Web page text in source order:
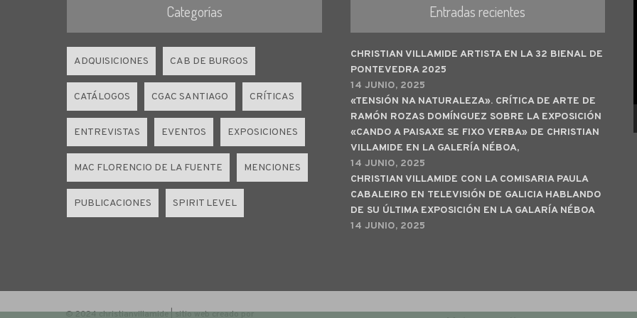
Categorías
ADQUISICIONES CAB DE BURGOS
CATÁLOGOS CGAC SANTIAGO CRÍTICAS
ENTREVISTAS EVENTOS EXPOSICIONES
MAC FLORENCIO DE LA FUENTE MENCIONES
PUBLICACIONES SPIRIT LEVEL
Entradas recientes
CHRISTIAN VILLAMIDE ARTISTA EN LA 32 BIENAL DE
PONTEVEDRA 2025
14 JUNIO, 2025
«TENSIÓN NA NATURALEZA». CRÍTICA DE ARTE DE
RAMÓN ROZAS DOMÍNGUEZ SOBRE LA EXPOSICIÓN
«CANDO A PAISAXE SE FIXO VERBA» DE CHRISTIAN
VILLAMIDE EN LA GALERÍA NÉBOA,
14 JUNIO, 2025
CHRISTIAN VILLAMIDE CON LA COMISARIA PAULA
CABALEIRO EN TELEVISIÓN DE GALICIA HABLANDO
DE SU ÚLTIMA EXPOSICIÓN EN LA GALARÍA NÉBOA
14 JUNIO, 2025
© 2024 christianvillamide | sitio web creado por